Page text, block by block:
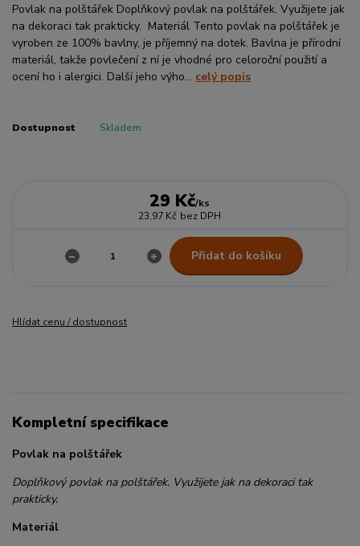
Povlak na polštářek Doplňkový povlak na polštářek. Využijete jak
na dekoraci tak prakticky. Materiál Tento povlak na polštářek je
vyroben ze 100% bavlny, je příjemný na dotek. Bavlna je přírodní
materiál, takže povlečení z ní je vhodné pro celoroční použití a
ocení ho i alergici. Další jeho výho... celý popis
Dostupnost Skladem
29 Kč/ks
23,97 Kč bez DPH
Přidat do košíku
Hlídat cenu / dostupnost
Kompletní specifikace
Povlak na polštářek
Doplňkový povlak na polštářek. Využijete jak na dekoraci tak
prakticky.
Materiál